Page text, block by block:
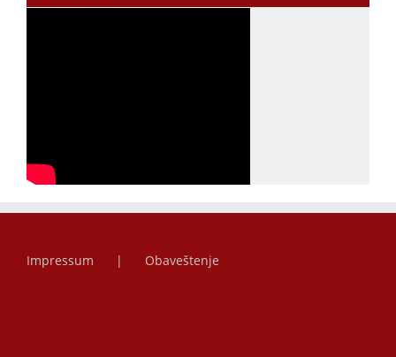
Impressum Obaveštenje